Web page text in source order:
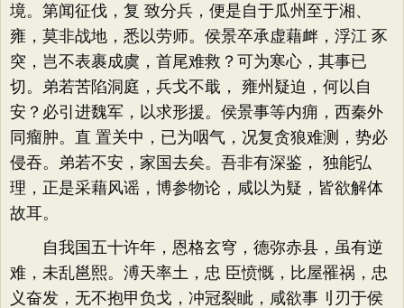
境。第闻征伐，复 致分兵，便是自于瓜州至于湘、
雍，莫非战地，悉以劳师。侯景卒承虚藉衅，浮江 豕
突，岂不表裹成虞，首尾难救？可为寒心，其事已
切。弟若苦陷洞庭，兵戈不戢， 雍州疑迫，何以自
安？必引进魏军，以求形援。侯景事等内痈，西秦外
同瘤肿。直 置关中，已为咽气，况复贪狼难测，势必
侵吞。弟若不安，家国去矣。吾非有深鉴， 独能弘
理，正是采藉风谣，博参物论，咸以为疑，皆欲解体
故耳。
自我国五十许年，恩格玄穹，德弥赤县，虽有逆
难，未乱邕熙。溥天率土，忠 臣愤慨，比屋罹祸，忠
义奋发，无不抱甲负戈，冲冠裂眦，咸欲事刂刃于侯